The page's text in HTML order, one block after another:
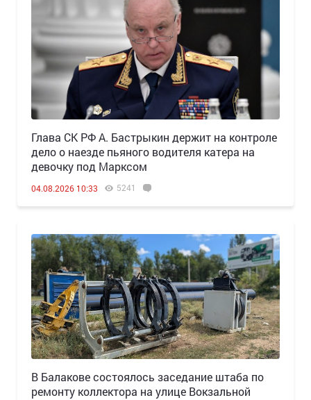
Глава СК РФ А. Бастрыкин держит на контроле
дело о наезде пьяного водителя катера на
девочку под Марксом
04.08.2026 10:33 5241
В Балакове состоялось заседание штаба по
ремонту коллектора на улице Вокзальной